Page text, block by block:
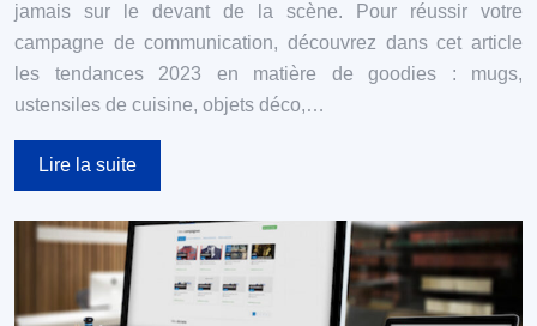
jamais sur le devant de la scène. Pour réussir votre
campagne de communication, découvrez dans cet article
les tendances 2023 en matière de goodies : mugs,
ustensiles de cuisine, objets déco,…
Lire la suite